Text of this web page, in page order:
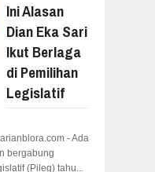
Ini Alasan
Dian Eka Sari
Ikut Berlaga
di Pemilihan
Legislatif
- Ada
bergabung
(Pileg) tahu...